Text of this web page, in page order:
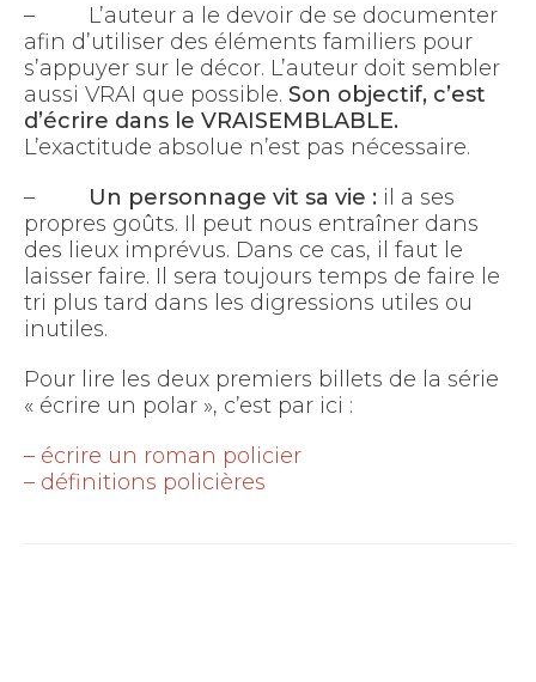
– L’auteur a le devoir de se documenter
afin d’utiliser des éléments familiers pour
s’appuyer sur le décor. L’auteur doit sembler
aussi VRAI que possible. Son objectif, c’est
d’écrire dans le VRAISEMBLABLE.
L’exactitude absolue n’est pas nécessaire.
–
Un personnage vit sa vie : il a ses
propres goûts. Il peut nous entraîner dans
des lieux imprévus. Dans ce cas, il faut le
laisser faire. Il sera toujours temps de faire le
tri plus tard dans les digressions utiles ou
inutiles.
Pour lire les deux premiers billets de la série
« écrire un polar », c’est par ici :
– écrire un roman policier
– définitions policières